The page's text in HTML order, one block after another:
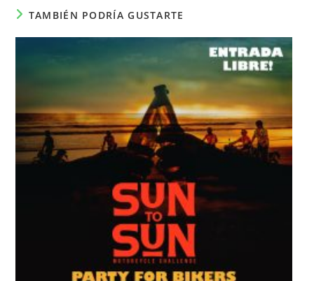
TAMBIÉN PODRÍA GUSTARTE